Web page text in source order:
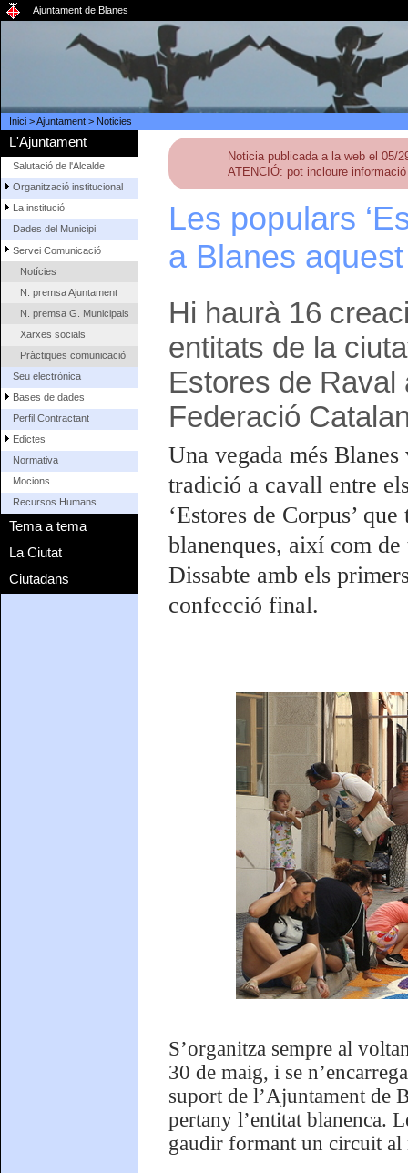
Ajuntament de Blanes
Inici>Ajuntament> Noticies
L'Ajuntament
Salutació de l'Alcalde
Organització institucional
La institució
Dades del Municipi
Servei Comunicació
Notícies
N. premsa Ajuntament
N. premsa G. Municipals
Xarxes socials
Pràctiques comunicació
Seu electrònica
Bases de dades
Perfil Contractant
Edictes
Normativa
Mocions
Recursos Humans
Tema a tema
La Ciutat
Ciutadans
Noticia publicada a la web el 05/
ATENCIÓ: pot incloure
Les populars
a Blanes
Hi haurà 16
entitats de la
Estores de Raval
Federació
Una vegada més
tradició a cavall entre
‘Estores de Corpus’
blanenques, així com
Dissabte amb els
confecció final.
S’organitza sempre al
30 de maig, i se
suport de l’Ajuntament de
pertany l’entitat blanenca.
gaudir formant un circuit al